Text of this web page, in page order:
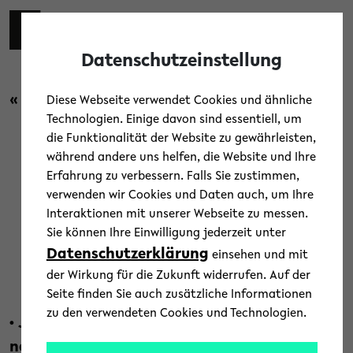
Skip to main content
« Zurück zur Übersicht
Campus Menschen /News
Personalnachrichten aus der
Universität
25. Juli 2019
Text: Universität Bielefeld
• Juniorprofessorin Dr. Eleonora Rohland ist
neue Direktorin des CIAS
Datenschutzeinstellung
Diese Webseite verwendet Cookies und ähnliche
Technologien. Einige davon sind essentiell, um
die Funktionalität der Website zu gewährleisten,
während andere uns helfen, die Website und Ihre
Erfahrung zu verbessern. Falls Sie zustimmen,
verwenden wir Cookies und Daten auch, um Ihre
Interaktionen mit unserer Webseite zu messen.
Sie können Ihre Einwilligung jederzeit unter
Datenschutzerklärung einsehen und mit
der Wirkung für die Zukunft widerrufen. Auf der
Seite finden Sie auch zusätzliche Informationen
zu den verwendeten Cookies und Technologien.